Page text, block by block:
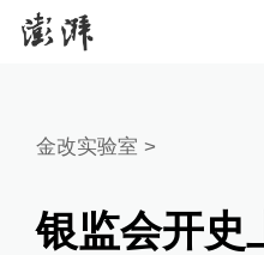
金改实验室 >
银监会开史